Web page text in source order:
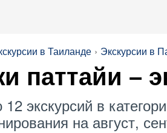
в Таиланде Экскурсии в
паттайи –
экскурсий в
на август,